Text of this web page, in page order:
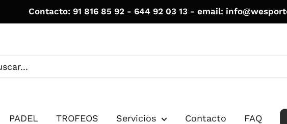
Contacto: 91 816 85 92 - 644 92 03 13 - email:
PADEL TROFEOS Servicios Contacto FAQ